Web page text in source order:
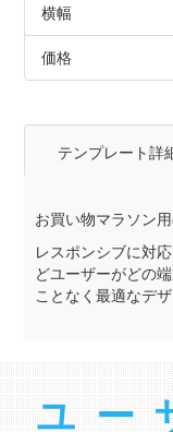
横幅
価格
テンプレート詳
お買い物マラソン
レスポンシブに対
どユーザーがどの
ことなく最適なデ